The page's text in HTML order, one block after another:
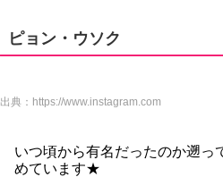
ピョン・ウソク
出典： https://www.instagram.com
いつ頃から有名だったのか遡っ
めています★